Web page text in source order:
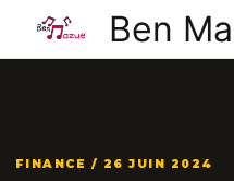
contenu
Ben
FINANCE / 26 JUIN 2024